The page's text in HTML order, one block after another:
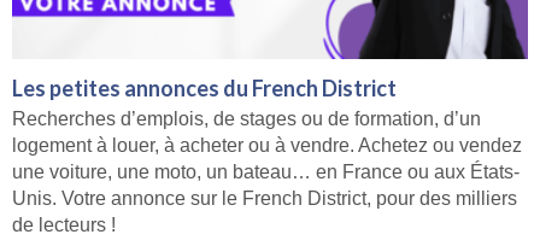
Les petites annonces du French District
Recherches d’emplois, de stages ou de formation, d’un
logement à louer, à acheter ou à vendre. Achetez ou vendez
une voiture, une moto, un bateau… en France ou aux États-
Unis. Votre annonce sur le French District, pour des milliers
de lecteurs !